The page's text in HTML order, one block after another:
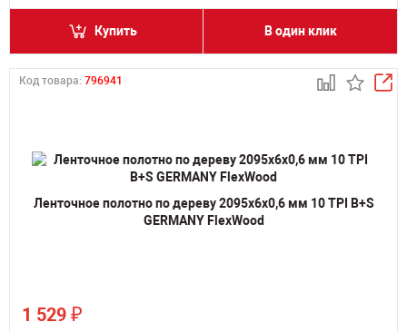
Купить В один клик
Код товара: 796941
Ленточное полотно по дереву 2095х6х0,6 мм 10 TPI B+S
GERMANY FlexWood
1 529 ₽